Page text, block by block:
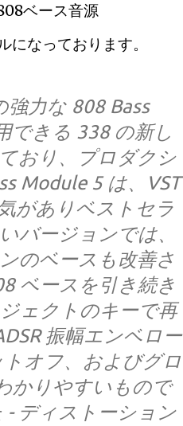
ベース音源
なっております。
力な 808 Bass
できる 338 の新し
おり、プロダクシ
Module 5 は、VST
がありベストセラ
バージョンでは、
のベースも改善さ
ベースを引き続き
ェクトのキーで再
振幅エンベロー
オフ、およびグロ
かりやすいもので
- ディストーション